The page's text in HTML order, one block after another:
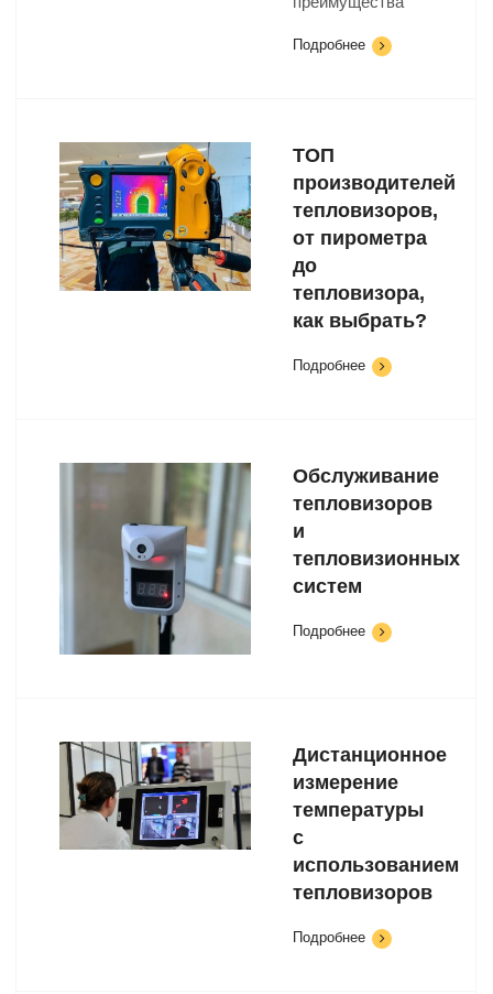
Подробнее
ТОП
производителей
тепловизоров,
от пирометра
до
тепловизора,
как выбрать?
Подробнее
Обслуживание
тепловизоров
и
тепловизионных
систем
Подробнее
Дистанционное
измерение
температуры
с
использованием
тепловизоров
Подробнее